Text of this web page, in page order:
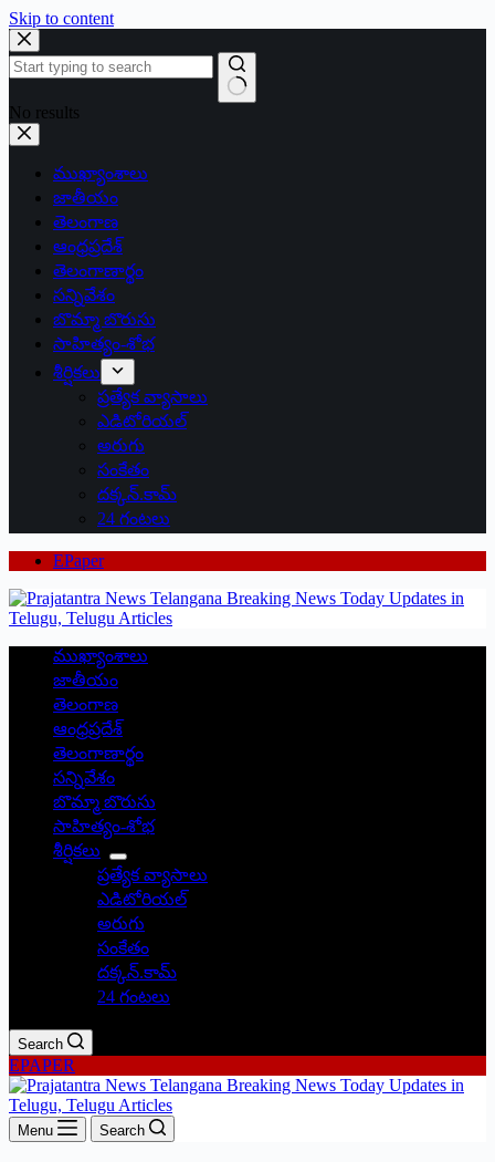
Skip to content
No results
ముఖ్యాంశాలు
జాతీయం
తెలంగాణ
ఆంధ్రప్రదేశ్
తెలంగాణార్థం
సన్నివేశం
బొమ్మా బొరుసు
సాహిత్యం-శోభ
శీర్షికలు
ప్రత్యేక వ్యాసాలు
ఎడిటోరియల్
అరుగు
సంకేతం
దక్కన్.కామ్
24 గంటలు
EPaper
ముఖ్యాంశాలు
జాతీయం
తెలంగాణ
ఆంధ్రప్రదేశ్
తెలంగాణార్థం
సన్నివేశం
బొమ్మా బొరుసు
సాహిత్యం-శోభ
శీర్షికలు
ప్రత్యేక వ్యాసాలు
ఎడిటోరియల్
అరుగు
సంకేతం
దక్కన్.కామ్
24 గంటలు
Search
EPAPER
Menu Search